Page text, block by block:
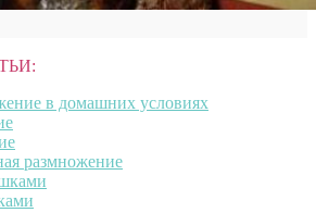
в домашних условиях
размножение